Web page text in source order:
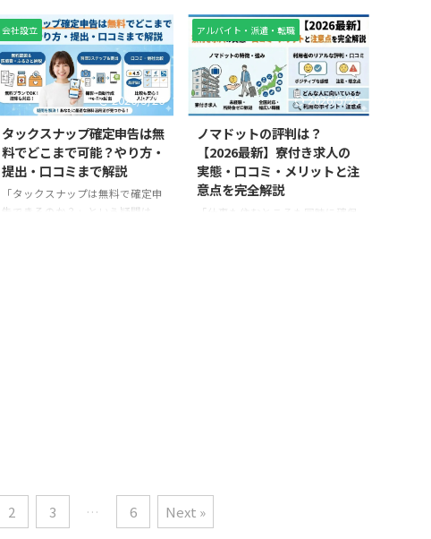
「本当に利用して大 ...
し、良い口コミ・悪い口コミの両
...
になっている方も多いでしょう。
ソクワークは、住み込み求人や寮
付き求人を中心に紹介しているサ
ービスとして知られています。し
かし一方で、「やばい」「怪し
い」「危険」といった口コミも見
かけるため、不安を感じる人も少
なくありません。 特に、所持金
が少ない人や住む場所に困ってい
る人にとっては、本当に利用して
大丈夫なのか事前に確認しておき
たいところです。 この記事では、
フルキャスト自体は安全な企業で
すが、働き方や案件選びによって
は「危ない」と感じるケースがあ
るのも事実です。 本記事では、口
コミや知恵袋の評判をもとに、本
当に危ないのか、そして安全に使
う方法まで徹底解説します。 株式
会社フルキャストは危ないのか？
結論 結論として、株式会社フルキ
ャストは危ない会社ではありませ
んが、単発バイトという特性上、
リスクがゼロではありません。
会社設立
2026/5/26
タックスナップ確定申告は無
料でどこまで可能？やり方・
提出・口コミまで解説
「タックスナップは無料で確定申
告できるのか？」という疑問は、
アルバイト・派遣・転職
2026/5/25
ノマドットの評判は？
【2026最新】寮付き求人の
実態・口コミ・メリットと注
意点を完全解説
「仕事も住むところも同時に確保
料として使いやすい内容を ...
2 3 … 6 Next »